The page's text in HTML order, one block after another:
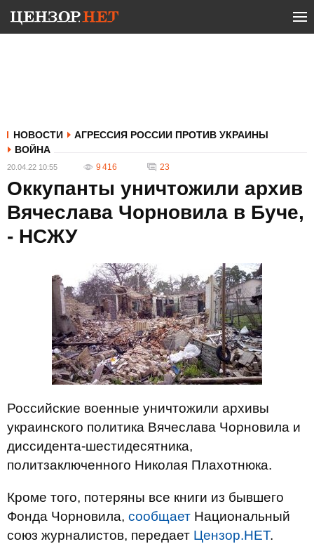
НОВОСТИ
АГРЕССИЯ РОССИИ ПРОТИВ УКРАИНЫ
ВОЙНА
20.04.22 10:55 9 416 23
Оккупанты уничтожили архив
Вячеслава Чорновила в Буче,
- НСЖУ
Российские военные уничтожили архивы
украинского политика Вячеслава Чорновила и
диссидента-шестидесятника,
политзаключенного Николая Плахотнюка.
Кроме того, потеряны все книги из бывшего
Фонда Чорновила, сообщает Национальный
союз журналистов, передает Цензор.НЕТ.